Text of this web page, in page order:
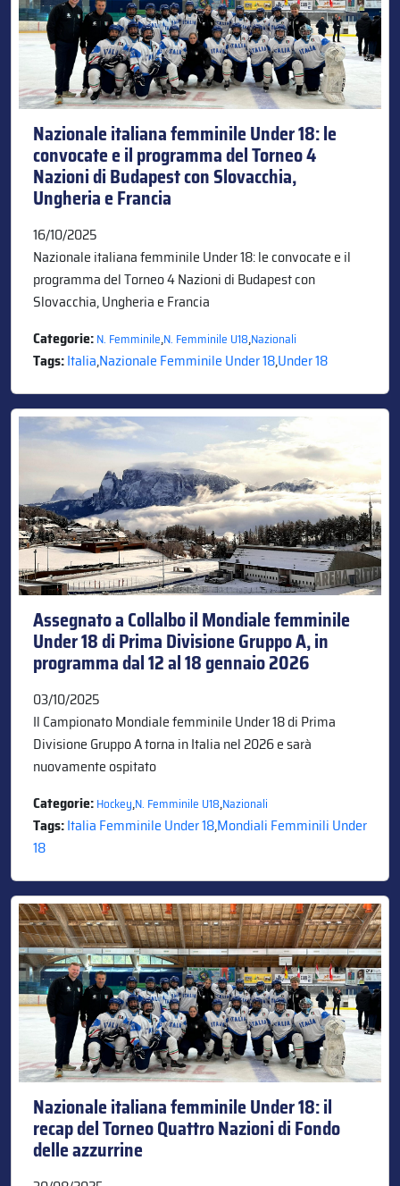
Nazionale italiana femminile Under 18: le
convocate e il programma del Torneo 4
Nazioni di Budapest con Slovacchia,
Ungheria e Francia
16/10/2025
Nazionale italiana femminile Under 18: le convocate e il
programma del Torneo 4 Nazioni di Budapest con
Slovacchia, Ungheria e Francia
Categorie:N. Femminile,N. Femminile U18,Nazionali
Tags:Italia,Nazionale Femminile Under 18,Under 18
Assegnato a Collalbo il Mondiale femminile
Under 18 di Prima Divisione Gruppo A, in
programma dal 12 al 18 gennaio 2026
03/10/2025
Il Campionato Mondiale femminile Under 18 di Prima
Divisione Gruppo A torna in Italia nel 2026 e sarà
nuovamente ospitato
Categorie:Hockey,N. Femminile U18,Nazionali
Tags:Italia Femminile Under 18,Mondiali Femminili Under
18
Nazionale italiana femminile Under 18: il
recap del Torneo Quattro Nazioni di Fondo
delle azzurrine